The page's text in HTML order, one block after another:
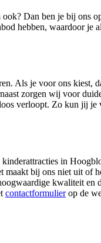
Dan ben je bij
hebben, waardoor je
Als je voor ons
zorgen wij voor
verloopt. Zo kun jij
in
maakt bij ons niet uit
kwaliteit
contactformulierop de